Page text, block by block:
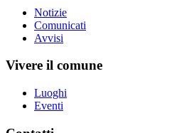
Notizie
Comunicati
Avvisi
Vivere il comune
Luoghi
Eventi